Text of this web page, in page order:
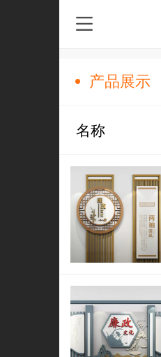
产品展示
名称